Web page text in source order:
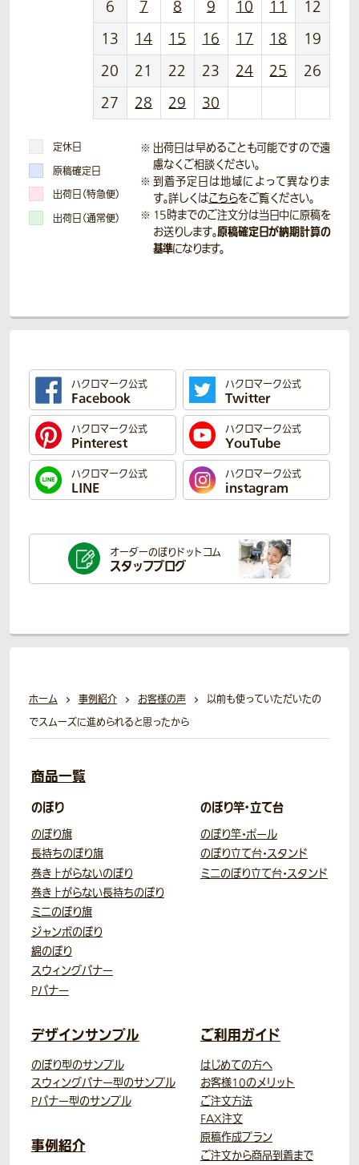
6 7 8 9 10 11
12
13
14 15 16 17 18
19
20
21 22 23 24 25
26
27
28 29 30
定休日
原稿確定日
出荷日（特急便）
出荷日（通常便）
出荷日は早めることも可能ですので遠
慮なくご相談ください。
到着予定日は地域によって異なりま
す。詳しくはこちらをご覧ください。
15時までのご注文分は当日中に原稿を
お送りします。原稿確定日が納期計算の
基準になります。
ハクロマーク公式
Facebook
ハクロマーク公式
Twitter
ハクロマーク公式
Pinterest
ハクロマーク公式
YouTube
ハクロマーク公式
LINE
ハクロマーク公式
instagram
オーダーのぼりドットコム
スタッフブログ
ホーム 事例紹介 お客様の声
以前も使っていただいたの
でスムーズに進められると思ったから
商品一覧
のぼり
のぼり旗
長持ちのぼり旗
巻き上がらないのぼり
巻き上がらない長持ちのぼり
ミニのぼり旗
ジャンボのぼり
綿のぼり
スウィングバナー
Pバナー
のぼり竿・立て台
のぼり竿・ポール
のぼり立て台・スタンド
ミニのぼり立て台・スタンド
デザインサンプル
のぼり型のサンプル
スウィングバナー型のサンプル
Pバナー型のサンプル
事例紹介
ご利用ガイド
はじめての方へ
お客様10のメリット
ご注文方法
FAX注文
原稿作成プラン
ご注文から商品到着まで